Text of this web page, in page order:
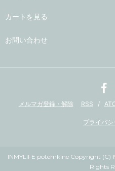
カートを見る
お問い合わせ
メルマガ登録・解除 RSS /
プライバ
INMYLIFE potemkine Copyright (C)
Rights